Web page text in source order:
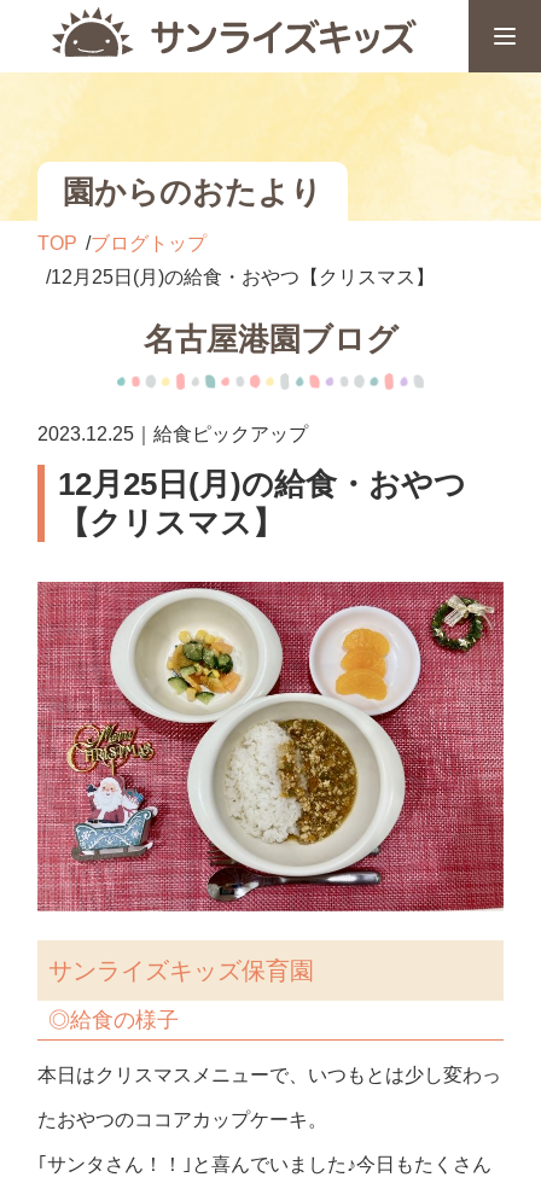
園からのおたより
TOP
ブログトップ
12月25日(月)の給食・おやつ【クリスマス】
名古屋港園ブログ
2023.12.25｜給食ピックアップ
12月25日(月)の給食・おやつ
【クリスマス】
サンライズキッズ保育園
◎給食の様子
本日はクリスマスメニューで、いつもとは少し変わっ
たおやつのココアカップケーキ。
｢サンタさん！！｣と喜んでいました♪今日もたくさん